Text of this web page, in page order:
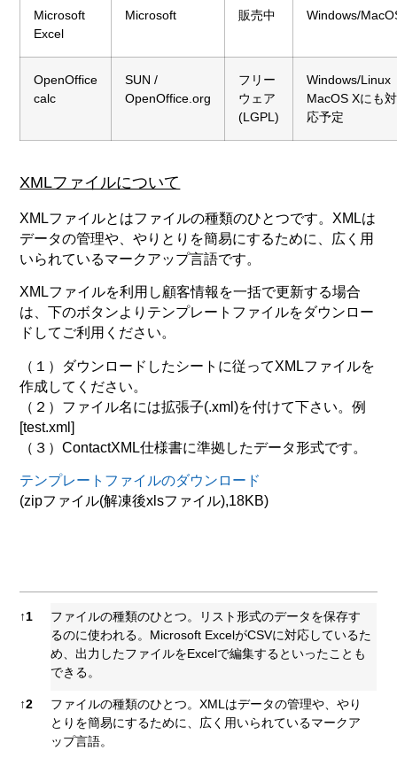
Microsoft
Excel
Microsoft 販売中 Windows/
OpenOffice
calc
SUN /
OpenOffice.org
フリー
ウェア
(LGPL)
Windows/Linux
MacOS Xにも対
応予定
XMLファイルについて
XMLファイルとはファイルの種類のひとつです。XMLは
データの管理や、やりとりを簡易にするために、広く用
いられているマークアップ言語です。
XMLファイルを利用し顧客情報を一括で更新する場合
は、下のボタンよりテンプレートファイルをダウンロー
ドしてご利用ください。
（１）ダウンロードしたシートに従ってXMLファイルを
作成してください。
（２）ファイル名には拡張子(.xml)を付けて下さい。例
[test.xml]
（３）ContactXML仕様書に準拠したデータ形式です。
テンプレートファイルのダウンロード
(zipファイル(解凍後xlsファイル),18KB)
References
↑1
ファイルの種類のひとつ。リスト形式のデータを保存す
るのに使われる。Microsoft ExcelがCSVに対応しているた
め、出力したファイルをExcelで編集するといったことも
できる。
↑2
ファイルの種類のひとつ。XMLはデータの管理や、やり
とりを簡易にするために、広く用いられているマークア
ップ言語。